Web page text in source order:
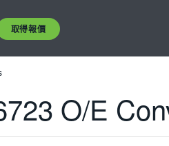
取得報價
O/E